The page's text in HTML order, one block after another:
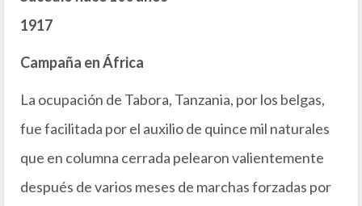
1917
Campaña en África
La ocupación de Tabora, Tanzania, por los belgas,
fue facilitada por el auxilio de quince mil naturales
que en columna cerrada pelearon valientemente
después de varios meses de marchas forzadas por